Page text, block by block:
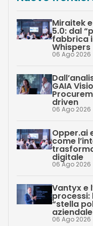
Miraitek
5.0: dal
fabbrica
Whispers
06 Ago 2026
GAIA
driven
06 Ago 2026
Opper.ai
come
digitale
06 Ago 2026
Vantyx e
processi:
“stella
aziendale
06 Ago 2026